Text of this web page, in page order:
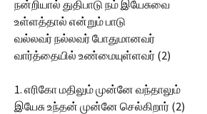
நன்றியால் துதிபாடு நம் இயேசுவை
உள்ளத்தால் என்றும் பாடு
வல்லவர் நல்லவர் போதுமானவர்
வார்த்தையில் உண்மையுள்ளவர் (2)
1. எரிகோ மதிலும் முன்னே வந்தாலும்
இயேசு உந்தன் முன்னே செல்கிறார் (2)